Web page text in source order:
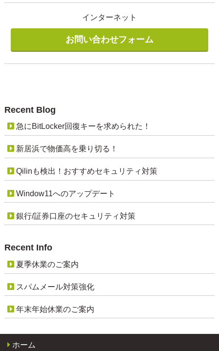
インターネット
お問い合わせフォーム
Recent Blog
急にBitLocker回復キーを求められた！
新居浜で物価高を乗り切る！
Qilinも検出！おすすめセキュリティ対策
Window11へのアップデート
銀行/証券口座のセキュリティ対策
Recent Info
夏季休業のご案内
スパムメール対策強化
年末年始休業のご案内
ホーム